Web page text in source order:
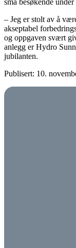
– Jeg er stolt av å
akseptabel
og oppgaven svært
anlegg er Hydro
jubilanten.
Publisert: 10.